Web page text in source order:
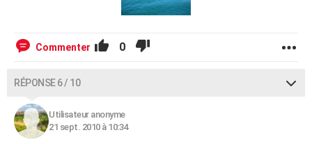
Commenter 0
RÉPONSE 6 / 10
Utilisateur anonyme
21 sept. 2010 à 10:34